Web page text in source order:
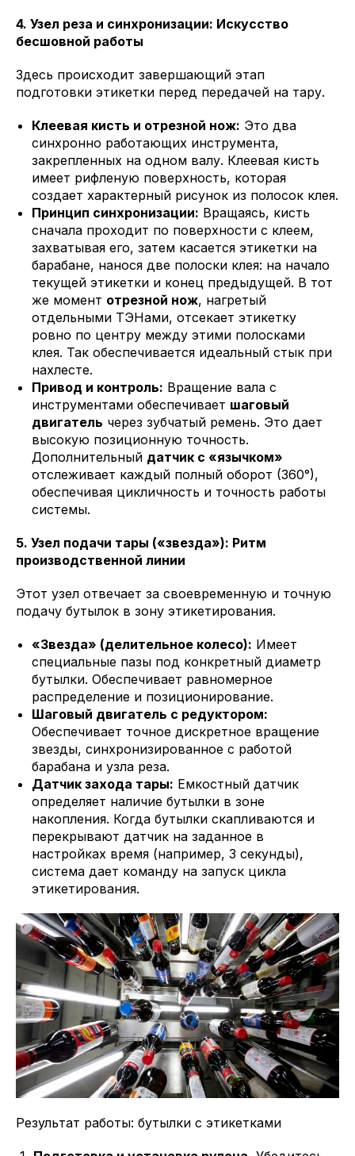
4. Узел реза и синхронизации: Искусство
бесшовной работы
Здесь происходит завершающий этап
подготовки этикетки перед передачей на тару.
Клеевая кисть и отрезной нож: Это два
синхронно работающих инструмента,
закрепленных на одном валу. Клеевая кисть
имеет рифленую поверхность, которая
создает характерный рисунок из полосок клея.
Принцип синхронизации: Вращаясь, кисть
сначала проходит по поверхности с клеем,
захватывая его, затем касается этикетки на
барабане, нанося две полоски клея: на начало
текущей этикетки и конец предыдущей. В тот
же момент отрезной нож, нагретый
отдельными ТЭНами, отсекает этикетку
ровно по центру между этими полосками
клея. Так обеспечивается идеальный стык при
нахлесте.
Привод и контроль: Вращение вала с
инструментами обеспечивает шаговый
двигатель через зубчатый ремень. Это дает
высокую позиционную точность.
Дополнительный датчик с «язычком»
отслеживает каждый полный оборот (360°),
обеспечивая цикличность и точность работы
системы.
5. Узел подачи тары («звезда»): Ритм
производственной линии
Этот узел отвечает за своевременную и точную
подачу бутылок в зону этикетирования.
«Звезда» (делительное колесо): Имеет
специальные пазы под конкретный диаметр
бутылки. Обеспечивает равномерное
распределение и позиционирование.
Шаговый двигатель с редуктором:
Обеспечивает точное дискретное вращение
звезды, синхронизированное с работой
барабана и узла реза.
Датчик захода тары: Емкостный датчик
определяет наличие бутылки в зоне
накопления. Когда бутылки скапливаются и
перекрывают датчик на заданное в
настройках время (например, 3 секунды),
система дает команду на запуск цикла
этикетирования.
Результат работы: бутылки с этикетками